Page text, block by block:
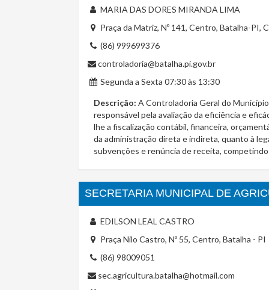
MARIA DAS DORES MIRANDA LIMA
Praça da Matriz, Nº 141, Centro, Batalha-PI,
(86) 999699376
controladoria@batalha.pi.gov.br
Segunda a Sexta 07:30 às 13:30
Descrição: A Controladoria Geral do
responsável pela avaliação da eficiência e
lhe a fiscalização contábil, financeira,
da administração direta e indireta, quanto à
subvenções e renúncia de receita,
SECRETARIA MUNICIPAL DE
EDILSON LEAL CASTRO
Praça Nilo Castro, Nº 55, Centro, Batalha - PI
(86) 98009051
sec.agricultura.batalha@hotmail.com